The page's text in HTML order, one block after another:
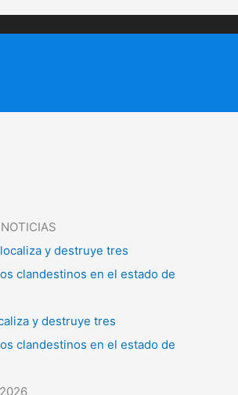
y destruye tres
clandestinos en el estado de